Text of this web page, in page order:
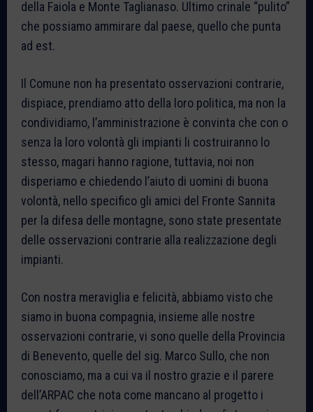
della Faiola e Monte Taglianaso. Ultimo crinale “pulito”
che possiamo ammirare dal paese, quello che punta
ad est.
Il Comune non ha presentato osservazioni contrarie,
dispiace, prendiamo atto della loro politica, ma non la
condividiamo, l’amministrazione è convinta che con o
senza la loro volontà gli impianti li costruiranno lo
stesso, magari hanno ragione, tuttavia, noi non
disperiamo e chiedendo l’aiuto di uomini di buona
volontà, nello specifico gli amici del Fronte Sannita
per la difesa delle montagne, sono state presentate
delle osservazioni contrarie alla realizzazione degli
impianti.
Con nostra meraviglia e felicità, abbiamo visto che
siamo in buona compagnia, insieme alle nostre
osservazioni contrarie, vi sono quelle della Provincia
di Benevento, quelle del sig. Marco Sullo, che non
conosciamo, ma a cui va il nostro grazie e il parere
dell’ARPAC che nota come mancano al progetto i